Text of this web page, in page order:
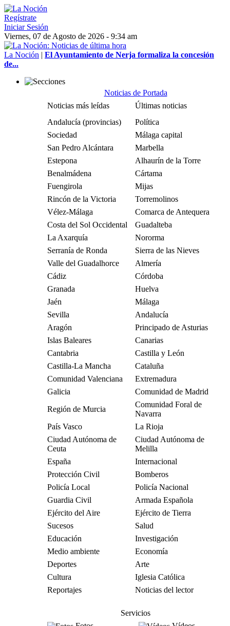
Regístrate
Iniciar Sesión
Viernes, 07 de Agosto de 2026 - 9:34 am
La Noción | El Ayuntamiento de Nerja formaliza la concesión
de...
Noticias de Portada
Noticias más leídas
Últimas noticias
Andalucía (provincias)
Política
Sociedad
Málaga capital
San Pedro Alcántara
Marbella
Estepona
Alhaurín de la Torre
Benalmádena
Cártama
Fuengirola
Mijas
Rincón de la Victoria
Torremolinos
Vélez-Málaga
Comarca de Antequera
Costa del Sol Occidental
Guadalteba
La Axarquía
Nororma
Serranía de Ronda
Sierra de las Nieves
Valle del Guadalhorce
Almería
Cádiz
Córdoba
Granada
Huelva
Jaén
Málaga
Sevilla
Andalucía
Aragón
Principado de Asturias
Islas Baleares
Canarias
Cantabria
Castilla y León
Castilla-La Mancha
Cataluña
Comunidad Valenciana
Extremadura
Galicia
Comunidad de Madrid
Región de Murcia
Comunidad Foral de
Navarra
País Vasco
La Rioja
Ciudad Autónoma de
Ceuta
Ciudad Autónoma de
Melilla
España
Internacional
Protección Civil
Bomberos
Policía Local
Policía Nacional
Guardia Civil
Armada Española
Ejército del Aire
Ejército de Tierra
Sucesos
Salud
Educación
Investigación
Medio ambiente
Economía
Deportes
Arte
Cultura
Iglesia Católica
Reportajes
Noticias del lector
Servicios